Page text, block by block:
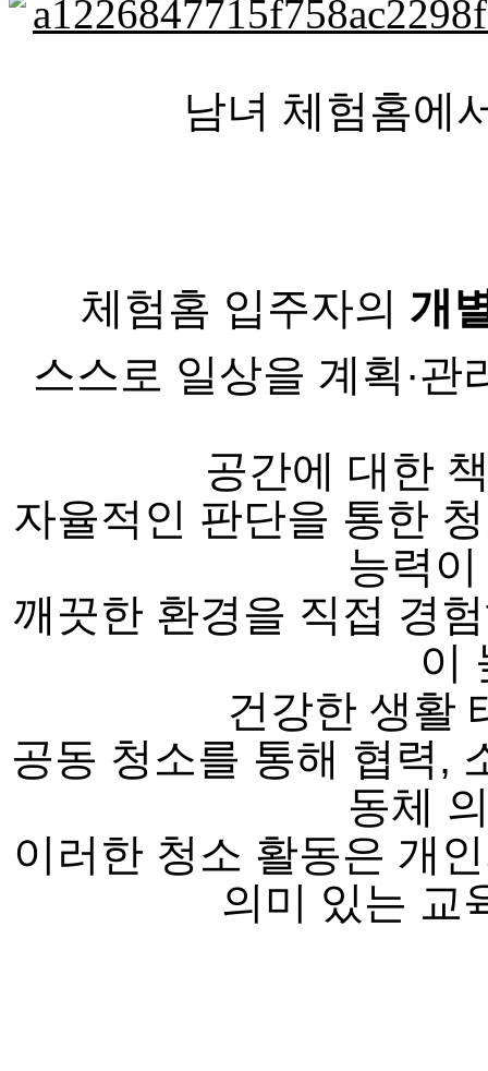
남녀 체험홈에
체험홈 입주자의 개
스스로 일상을 계획·관
공간에 대한
자율적인 판단을 통한
능력
깨끗한 환경을 직접 경
이
건강한 생활
공동 청소를 통해 협력,
동체
이러한 청소 활동은 개
의미 있는 교